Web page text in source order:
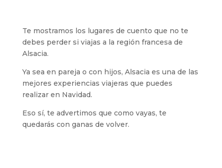
Te mostramos los lugares de cuento que no te
debes perder si viajas a la región francesa de
Alsacia.
Ya sea en pareja o con hijos, Alsacia es una de las
mejores experiencias viajeras que puedes
realizar en Navidad.
Eso sí, te advertimos que como vayas, te
quedarás con ganas de volver.